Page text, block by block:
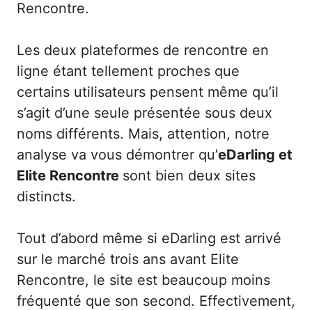
Rencontre.
Les deux plateformes de rencontre en
ligne étant tellement proches que
certains utilisateurs pensent même qu’il
s’agit d’une seule présentée sous deux
noms différents. Mais, attention, notre
analyse va vous démontrer qu’eDarling et
Elite Rencontre sont bien deux sites
distincts.
Tout d’abord même si eDarling est arrivé
sur le marché trois ans avant Elite
Rencontre, le site est beaucoup moins
fréquenté que son second. Effectivement,